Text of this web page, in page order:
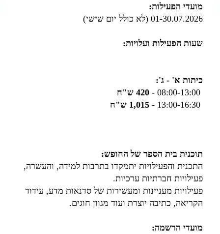
מועדי הפעילות:
01-30.07.2026 (לא כולל יום שישי)
שעות הפעילות ועלויות:
כיתות א' - ג':
08:0
0-13:00 -
420 ש"ח
13:00-16:30 -
1,015 ש"ח
תוכנית בית הספר של החופש:
התכנית והפעילויות יתמקדו בתרבות למידה, והעשרה,
פעילויות חברתיות ערכיות.
פעילויות מעניינות ומעשירות של סדנאות מדע, עידוד
הקריאה, כתיבה יוצרת ועוד מגוון חוגים.
מועדי הרשמה: